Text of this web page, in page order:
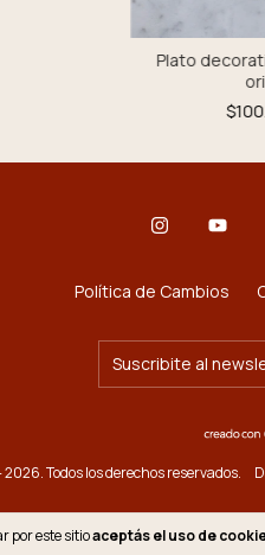
por este sitioaceptás el uso de
Plato
Política de Cambios
Todos los derechos reservados.